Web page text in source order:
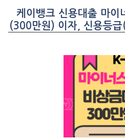
케이뱅크 신용대출 마이
(300만원) 이자, 신용등